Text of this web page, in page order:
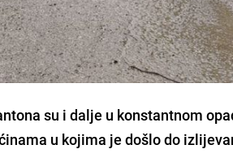
su i dalje u konstantnom
u kojima je došlo do